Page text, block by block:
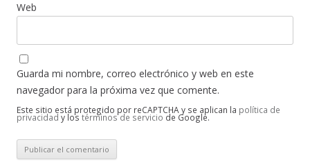
Web
Guarda mi nombre, correo electrónico y web en este
navegador para la próxima vez que comente.
Este sitio está protegido por reCAPTCHA y se aplican la política de
privacidad y los términos de servicio de Google.